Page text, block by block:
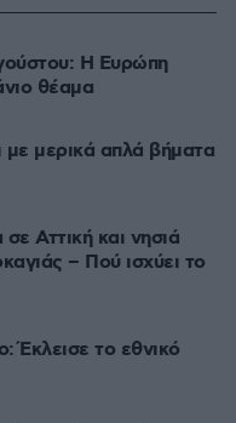
Η Ευρώπη
θέαμα
με μερικά απλά βήματα
Αττική και νησιά
– Πού ισχύει το
το εθνικό